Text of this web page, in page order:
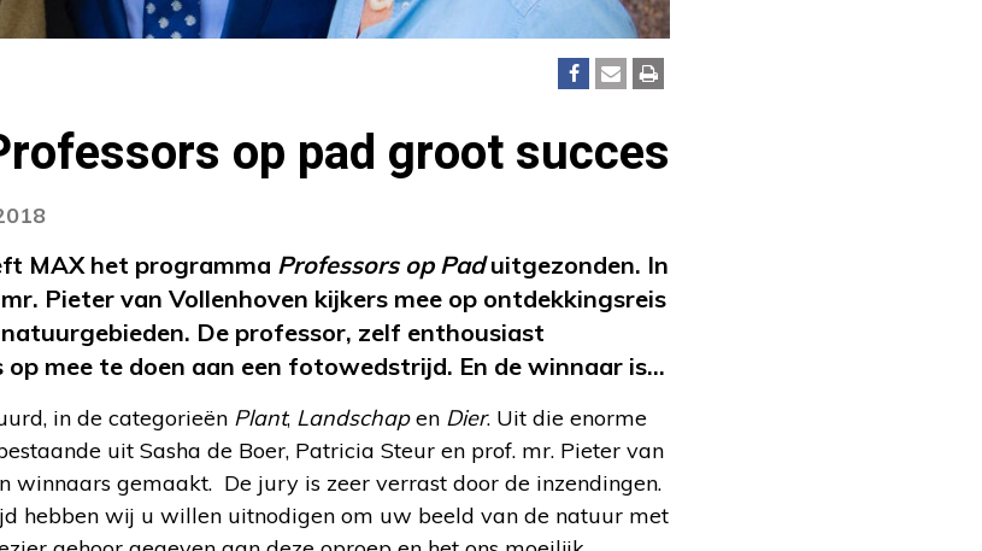
op pad groot succes
MAX het programma Professors op Paduitgezonden. In
Pieter van Vollenhoven kijkers mee op ontdekkingsreis
De professor, zelf enthousiast
mee te doen aan een fotowedstrijd. En de winnaar is…
in de categorieën Plant, Landschapen Dier. Uit die enorme
uit Sasha de Boer, Patricia Steur en prof. mr. Pieter van
winnaars gemaakt. De jury is zeer verrast door de inzendingen.
hebben wij u willen uitnodigen om uw beeld van de natuur met